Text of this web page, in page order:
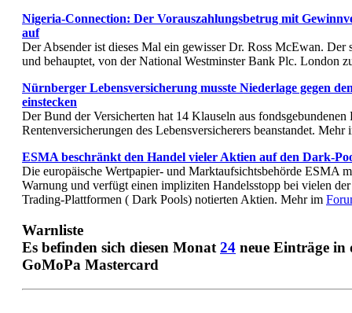
Nigeria-Connection: Der Vorauszahlungsbetrug mit
auf
Der Absender ist dieses Mal ein gewisser Dr. Ross McEwan. Der
und behauptet, von der National Westminster Bank Plc. London
Nürnberger Lebensversicherung musste Niederlage gegen
einstecken
Der Bund der Versicherten hat 14 Klauseln aus fondsgebundenen
Rentenversicherungen des Lebensversicherers beanstandet. Mehr
ESMA beschränkt den Handel vieler Aktien auf den Dark-
Die europäische Wertpapier- und Marktaufsichtsbehörde ESMA
Warnung und verfügt einen impliziten Handelsstopp bei vielen
Trading-Plattformen ( Dark Pools) notierten Aktien. Mehr im
Warnliste
Es befinden sich diesen Monat 24 neue Einträge
GoMoPa Mastercard